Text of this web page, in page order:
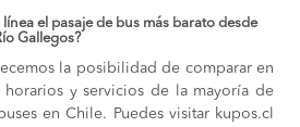
el pasaje de bus más barato desde
Gallegos?
la posibilidad de comparar en
horarios y servicios de la mayoría de
en Chile. Puedes visitar kupos.cl